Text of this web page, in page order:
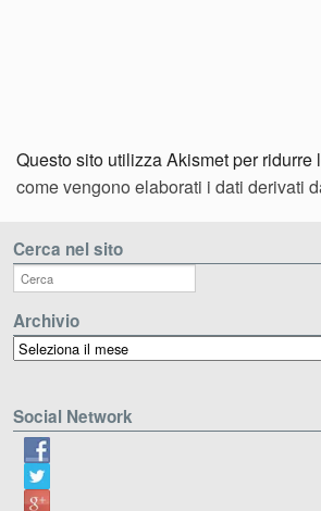
Questo sito utilizza Akismet per ridurre
come vengono elaborati i dati derivati
Cerca nel sito
Archivio
Archivio
Social Network